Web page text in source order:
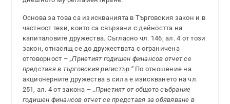
Основа за това са изискванията в Търговския закон и в
частност тези, които са свързани с дейността на
капиталовите дружества. Съгласно чл. 146, ал. 4 от този
закон, отнасящ се до дружествата с ограничена
отговорност – „Приетият годишен финансов отчет се
представя в търговския регистър.“По отношение на
акционерните дружества в сила е изискването на чл.
251, ал. 4 от закона –„Приетият от общото събрание
годишен финансов отчет се представя за обявяване в